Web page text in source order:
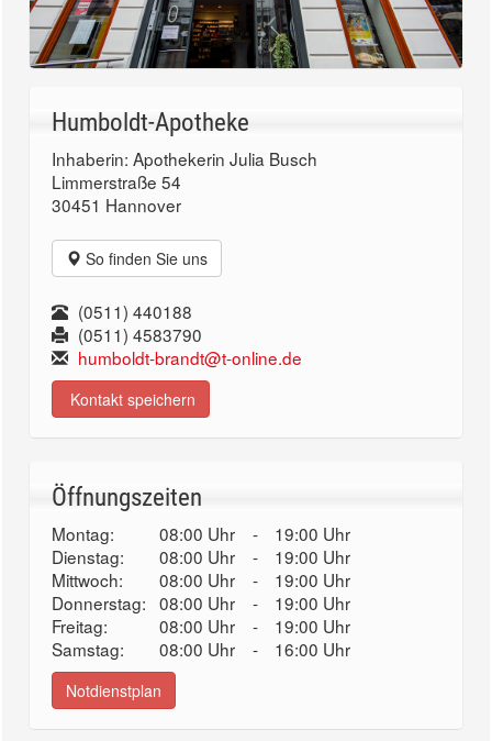
Humboldt-Apotheke
Inhaberin: Apothekerin Julia Busch
Limmerstraße 54
30451 Hannover
So finden Sie uns
(0511) 440188
(0511) 4583790
humboldt-brandt@t-online.de
Kontakt speichern
Öffnungszeiten
Montag: 08:00 Uhr -
19:00 Uhr
Dienstag:
08:00 Uhr -
19:00 Uhr
Mittwoch:
08:00 Uhr -
19:00 Uhr
Donnerstag: 08:00 Uhr -
19:00 Uhr
Freitag:
08:00 Uhr -
19:00 Uhr
Samstag:
08:00 Uhr - 16:00 Uhr
Notdienstplan